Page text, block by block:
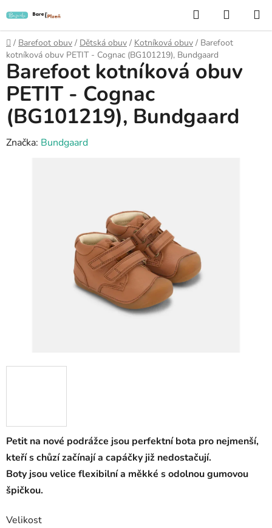
na
obsah
Hledat
KOŠÍK
Domů
/ Barefoot obuv / Dětská obuv / Kotníková obuv / Barefoot
kotníková obuv PETIT - Cognac (BG101219), Bundgaard
Petit na nové podrážce jsou perfektní bota pro nejmenší,
kteří s chůzí začínají a capáčky již nedostačují.
Boty jsou velice flexibilní a měkké s odolnou gumovou
špičkou.
Velikost
Barefoot kotníková obuv
PETIT - Cognac
(BG101219), Bundgaard
Značka: Bundgaard